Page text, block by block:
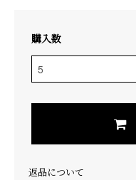
購入数
返品について